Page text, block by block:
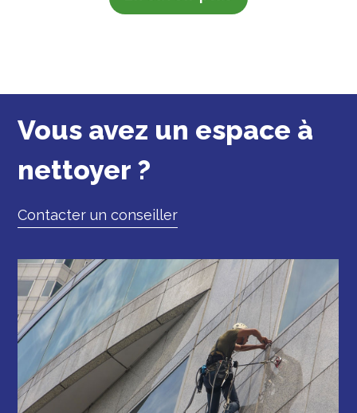
Vous avez un espace à
nettoyer ?
Contacter un conseiller